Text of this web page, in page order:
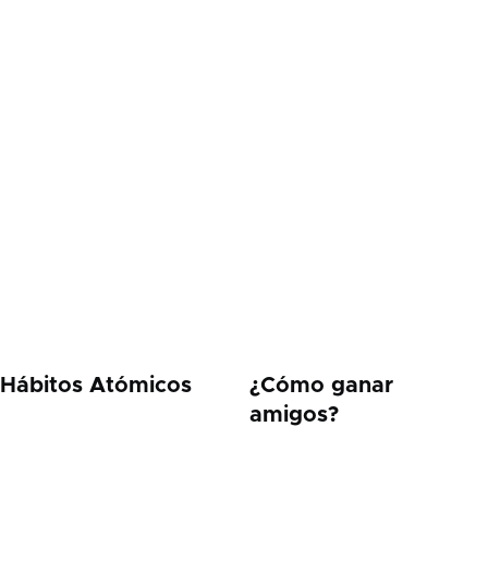
Hábitos Atómicos
¿Cómo ganar
amigos?